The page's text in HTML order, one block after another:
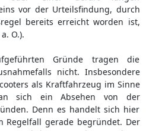
vor der Urteilsfindung, durch
bereits erreicht worden ist,
O.).
Gründe tragen die
nicht. Insbesondere
als Kraftfahrzeug im Sinne
sich ein Absehen von der
Denn es handelt sich hier
Regelfall gerade begründet. Der